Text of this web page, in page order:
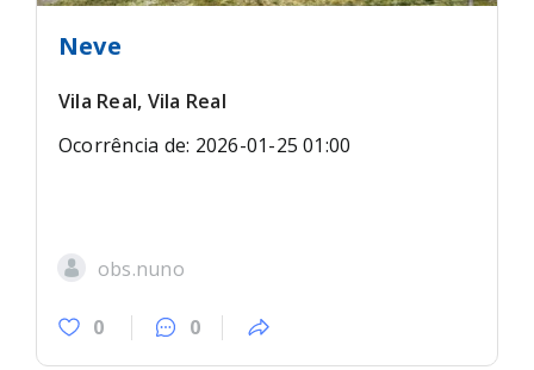
Neve
Vila Real, Vila Real
Ocorrência de: 2026-01-25 01:00
obs.nuno
0 0